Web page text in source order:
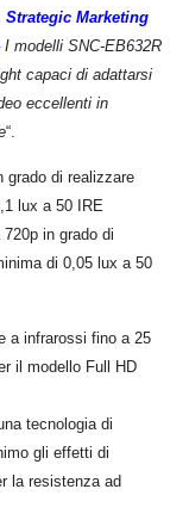
Strategic Marketing
I modelli SNC-EB632R
capaci di adattarsi
eccellenti in
“.
grado di realizzare
lux a 50 IRE
in grado di
di 0,05 lux a 50
a infrarossi fino a 25
il modello Full HD
tecnologia di
gli effetti di
la resistenza ad